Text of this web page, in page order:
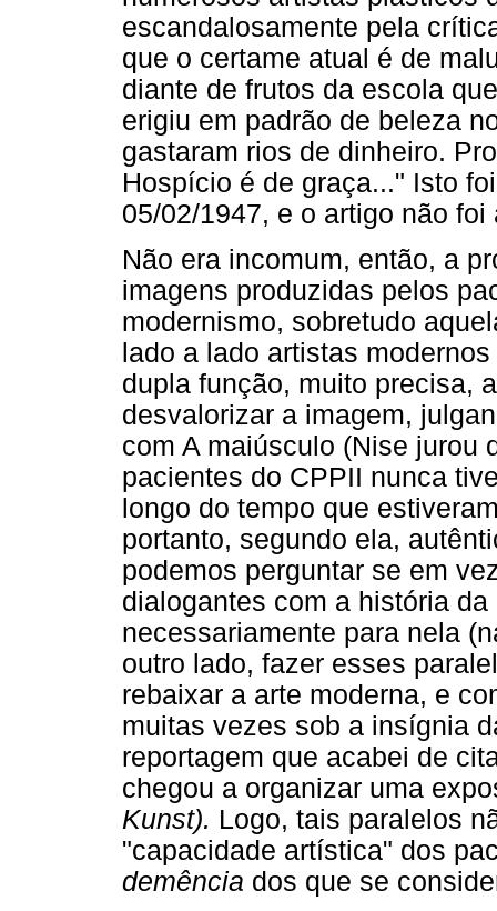
escandalosamente pela
que o certame atual é de
diante de frutos da escola
erigiu em padrão de beleza
gastaram rios de dinheiro.
Hospício é de graça..." Isto
05/02/1947, e o artigo não foi
Não era incomum, então, a
imagens produzidas pelos
modernismo, sobretudo
lado a lado artistas
dupla função, muito precisa,
desvalorizar a imagem,
com A maiúsculo (Nise jurou
pacientes do CPPII nunca
longo do tempo que
portanto, segundo ela,
podemos perguntar se em
dialogantes com a história
necessariamente para nela
outro lado, fazer esses
rebaixar a arte moderna, e
muitas vezes sob a insígnia
reportagem que acabei de
chegou a organizar uma
Kunst). Logo, tais paralelos
"capacidade artística" dos
demência dos que se